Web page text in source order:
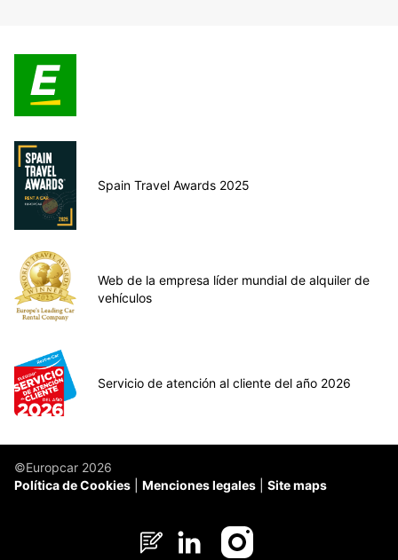
Spain Travel Awards 2025
Web de la empresa líder mundial de alquiler de
vehículos
Servicio de atención al cliente del año 2026
©Europcar 2026
Política de Cookies
Menciones legales Site maps